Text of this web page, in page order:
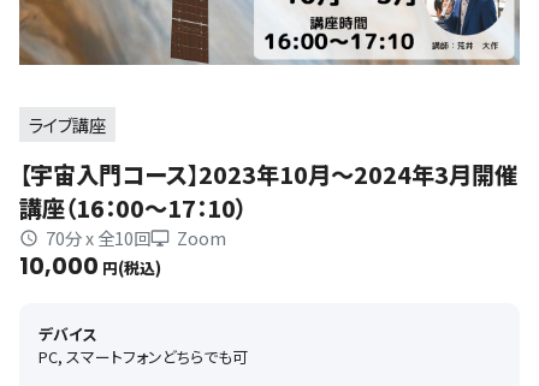
ライブ講座
【宇宙入門コース】2023年10月～2024年3月開催
講座（16：00～17：10）
70分 x 全10回 Zoom
10,000 円(税込)
デバイス
PC, スマートフォンどちらでも可